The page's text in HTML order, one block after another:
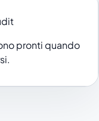
pronti quando